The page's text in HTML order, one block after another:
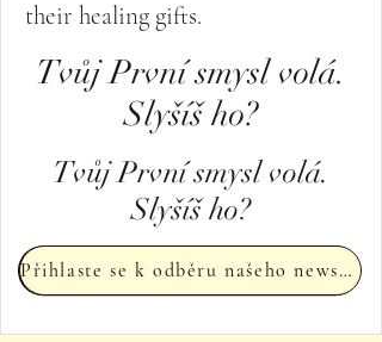
their healing gifts.
Tvůj První smysl volá.
Slyšíš ho?
Tvůj První smysl volá.
Slyšíš ho?
Přihlaste se k odběru našeho newsletteru